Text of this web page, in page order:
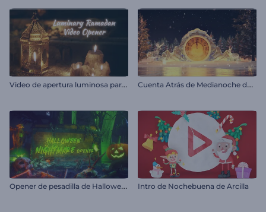
V
ideo de apertura luminosa para Ramadán C
uenta Atrás de Medianoche de Año Nuevo
O
pener de pesadilla de Halloween Intro de Nochebuena de Arcilla